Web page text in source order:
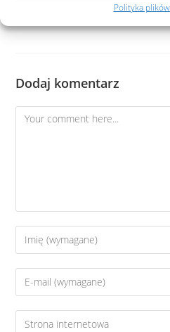
Polityka
Dodaj komentarz